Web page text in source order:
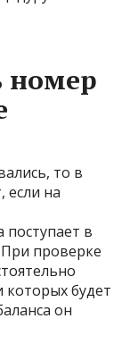
номер
то в
если на
поступает в
проверке
которых будет
он